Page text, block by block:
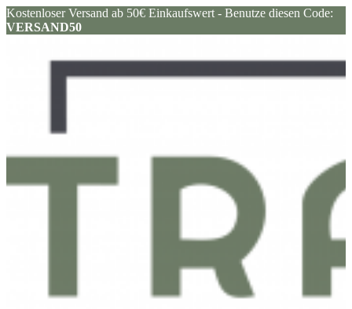
Kostenloser Versand ab 50€ Einkaufswert - Benutze diesen Code:
VERSAND50